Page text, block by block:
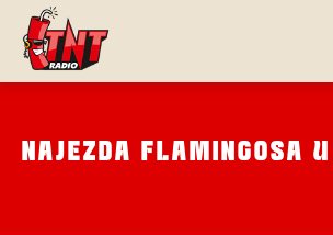
NAJEZDA FLAMINGOSA